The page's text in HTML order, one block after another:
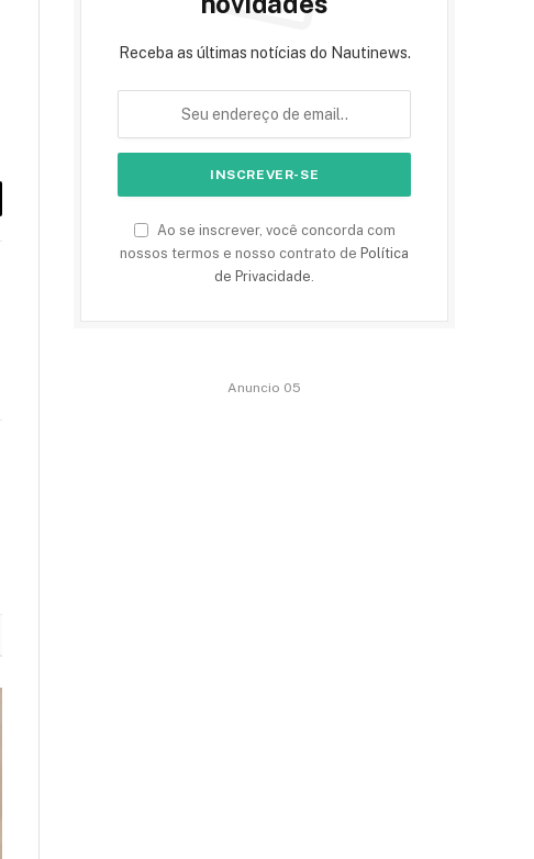
Receba as últimas notícias do Nautinews.
Ao se inscrever, você concorda com
nossos termos e nosso contrato de Política
de Privacidade
Anuncio 05